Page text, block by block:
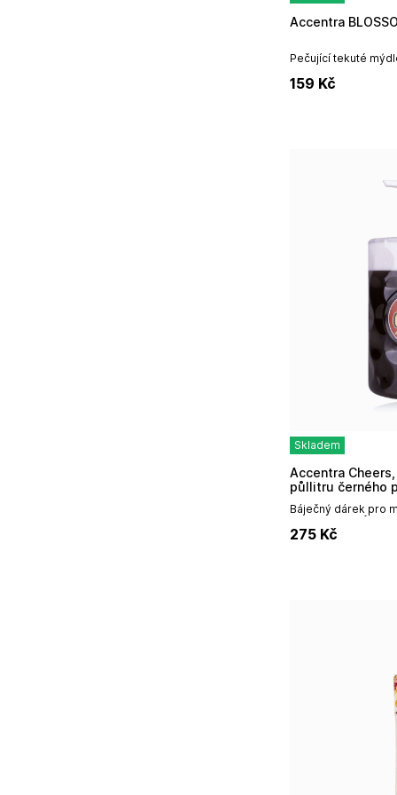
Pečující tekuté
Accentra
159 Kč
Skladem
Báječný dárek pro
2v1 ve tvaru
snadné použití má
Accentra Cheers, sprchový gel 2v1 ve tvaru
půllitru černého
275 Kč